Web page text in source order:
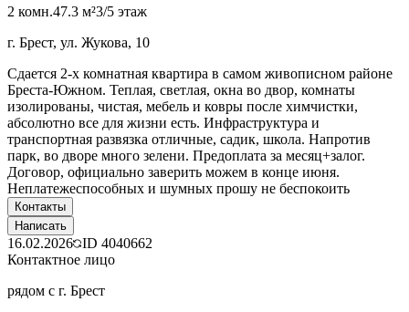
2 комн.47.3 м²3/5 этаж
г. Брест, ул. Жукова, 10
Сдается 2-х комнатная квартира в самом живописном районе
Бреста-Южном. Теплая, светлая, окна во двор, комнаты
изолированы, чистая, мебель и ковры после химчистки,
абсолютно все для жизни есть. Инфраструктура и
транспортная развязка отличные, садик, школа. Напротив
парк, во дворе много зелени. Предоплата за месяц+залог.
Договор, официально заверить можем в конце июня.
Неплатежеспособных и шумных прошу не беспокоить
Контакты
Написать
16.02.2026 ID 4040662
Контактное лицо
рядом с г. Брест